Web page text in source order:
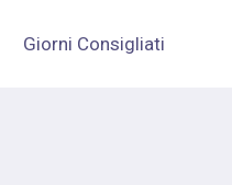
Giorni Consigliati